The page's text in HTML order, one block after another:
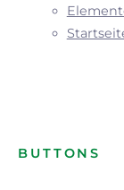
BUTTONS